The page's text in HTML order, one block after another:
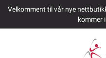
Velkomment til vår nye
kommer